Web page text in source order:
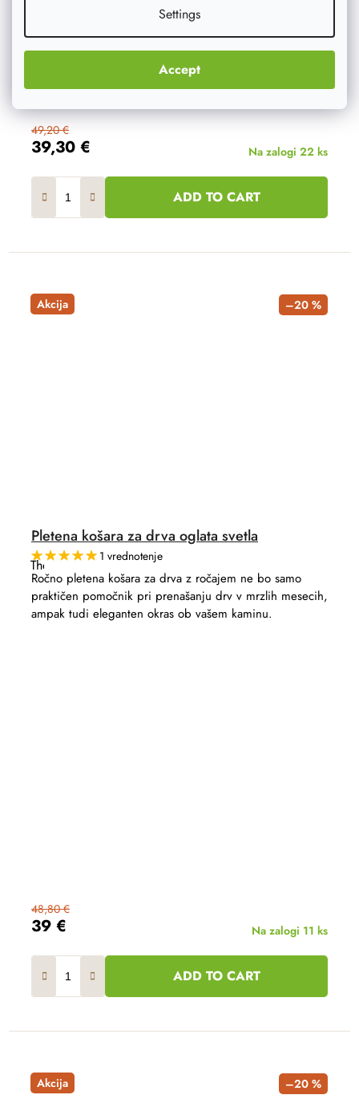
Settings
Accept
39,30 €
49,20 €
Na zalogi 22 ks
ADD TO CART
Akcija –20 %
Pletena košara za drva oglata svetla
The
average
product
rating
is
5,0
1 vrednotenje
39 €
48,80 €
Na zalogi 11 ks
ADD TO CART
Ročno pletena košara za drva z ročajem ne bo samo
praktičen pomočnik pri prenašanju drv v mrzlih mesecih,
ampak tudi eleganten okras ob vašem kaminu.
Akcija –20 %